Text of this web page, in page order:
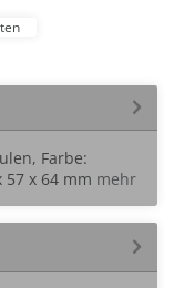
Farbe:
57 x 64 mm mehr